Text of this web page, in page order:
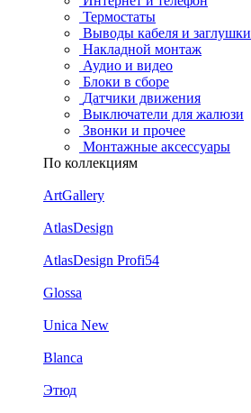
Термостаты
Выводы кабеля и заглушки
Накладной монтаж
Аудио и видео
Блоки в сборе
Датчики движения
Выключатели для жалюзи
Звонки и прочее
Монтажные аксессуары
По коллекциям
ArtGallery
AtlasDesign
AtlasDesign Profi54
Glossa
Unica New
Blanca
Этюд